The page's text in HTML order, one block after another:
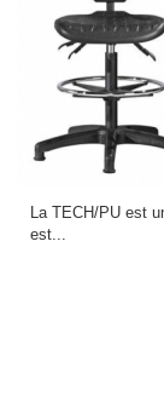
La TECH/PU est
est...